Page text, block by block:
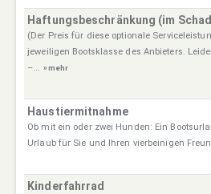
Haftungsbeschränkung (im
(Der Preis für diese optionale
jeweiligen Bootsklasse des Anbieters.
–... » mehr
Haustiermitnahme
Ob mit ein oder zwei Hunden: Ein
Urlaub für Sie und Ihren vierbeinigen
Kinderfahrrad